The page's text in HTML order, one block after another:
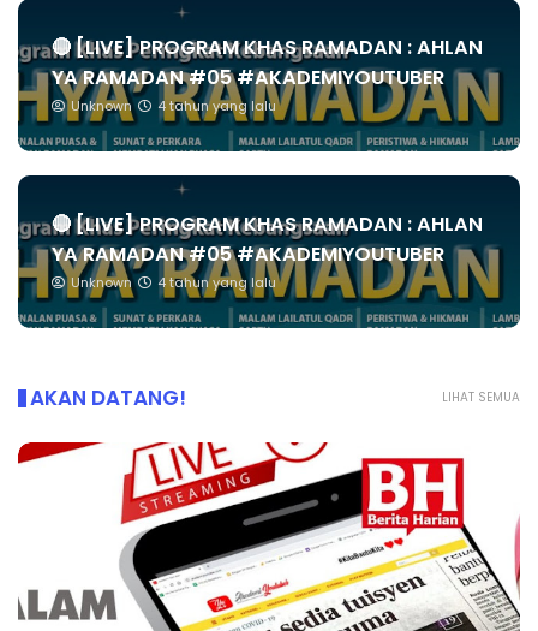
🔴 [LIVE] PROGRAM KHAS RAMADAN : AHLAN
YA RAMADAN #05 #AKADEMIYOUTUBER
Unknown 4 tahun yang lalu
🔴 [LIVE] PROGRAM KHAS RAMADAN : AHLAN
YA RAMADAN #05 #AKADEMIYOUTUBER
Unknown 4 tahun yang lalu
LIHAT SEMUA
AKAN DATANG!